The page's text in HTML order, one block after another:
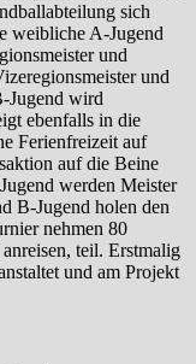
sich
weibliche A-Jugend
und
und
Jugend wird
ebenfalls in die
Ferienfreizeit auf
auf die Beine
werden Meister
B-Jugend holen den
nehmen 80
teil. Erstmalig
und am Projekt